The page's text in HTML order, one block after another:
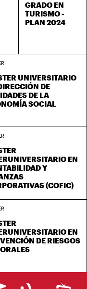
GRADO EN
TURISMO -
PLAN 2024
UNIVERSITARIO
DE
DE LA
SOCIAL
EN
Y
(COFIC)
EN
DE RIESGOS